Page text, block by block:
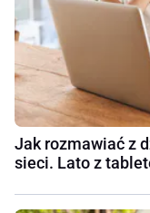
Jak rozmawiać z
sieci. Lato z